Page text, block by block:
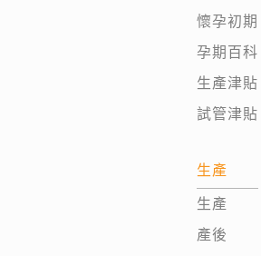
懷孕初期
孕期百科
生產津貼
試管津貼
生產
生產
產後